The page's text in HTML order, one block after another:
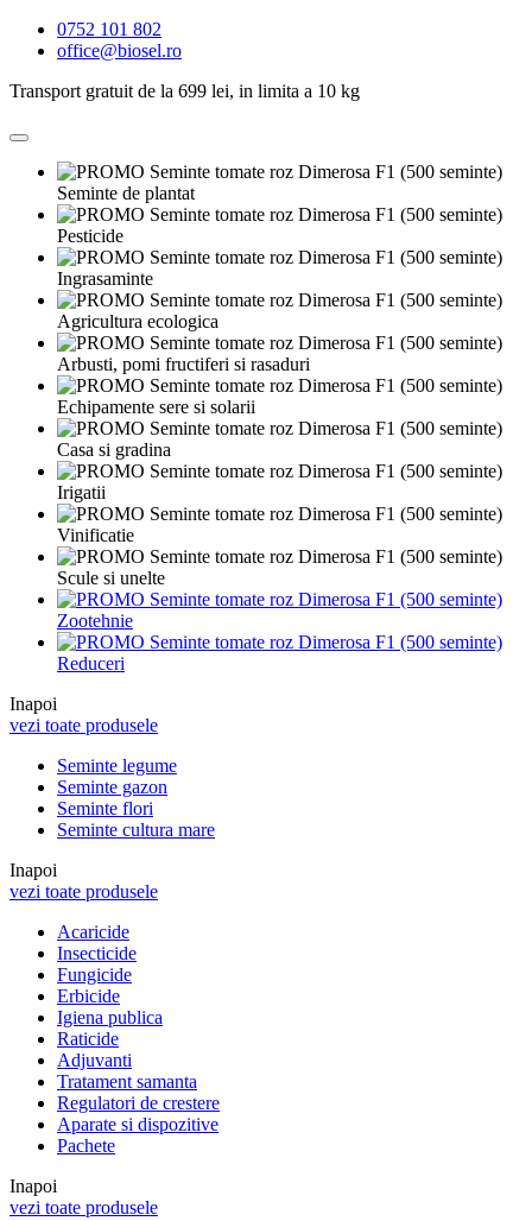
0752 101 802
office@biosel.ro
Transport gratuit de la 699 lei, in limita a 10 kg
Seminte de plantat
Pesticide
Ingrasaminte
Agricultura ecologica
Arbusti, pomi fructiferi si rasaduri
Echipamente sere si solarii
Casa si gradina
Irigatii
Vinificatie
Scule si unelte
Zootehnie
Reduceri
Inapoi
vezi toate produsele
Seminte legume
Seminte gazon
Seminte flori
Seminte cultura mare
Inapoi
vezi toate produsele
Acaricide
Insecticide
Fungicide
Erbicide
Igiena publica
Raticide
Adjuvanti
Tratament samanta
Regulatori de crestere
Aparate si dispozitive
Pachete
Inapoi
vezi toate produsele